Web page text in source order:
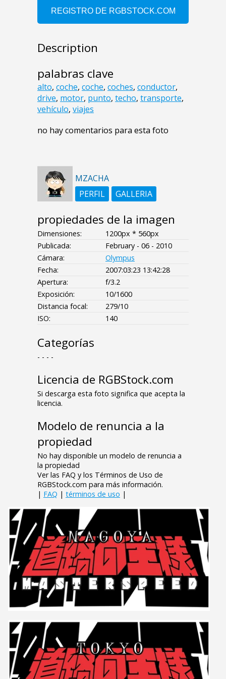
Description
palabras clave
alto, coche, coche, coches, conductor,
drive, motor, punto, techo, transporte,
vehículo, viajes
no hay comentarios para esta foto
MZACHA
PERFIL
GALLERIA
propiedades de la imagen
Dimensiones:
1200px * 560px
Publicada:
February - 06 - 2010
Cámara:
Olympus
Fecha:
2007:03:23 13:42:28
Apertura:
f/3.2
Exposición:
10/1600
Distancia focal:
279/10
ISO:
140
Categorías
- - - -
Licencia de RGBStock.com
Si descarga esta foto significa que acepta la
licencia.
Modelo de renuncia a la
propiedad
No hay disponible un modelo de renuncia a
la propiedad
Ver las FAQ y los Términos de Uso de
RGBStock.com para más información.
| FAQ | términos de uso |